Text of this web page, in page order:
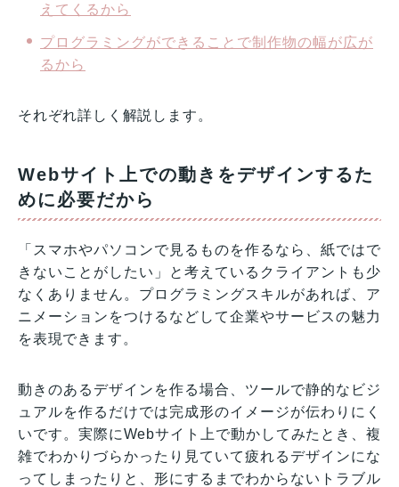
えてくるから
プログラミングができることで制作物の幅が広が
るから
それぞれ詳しく解説します。
Webサイト上での動きをデザインするた
めに必要だから
「スマホやパソコンで見るものを作るなら、紙ではで
きないことがしたい」と考えているクライアントも少
なくありません。プログラミングスキルがあれば、ア
ニメーションをつけるなどして企業やサービスの魅力
を表現できます。
動きのあるデザインを作る場合、ツールで静的なビジ
ュアルを作るだけでは完成形のイメージが伝わりにく
いです。実際にWebサイト上で動かしてみたとき、複
雑でわかりづらかったり見ていて疲れるデザインにな
ってしまったりと、形にするまでわからないトラブル